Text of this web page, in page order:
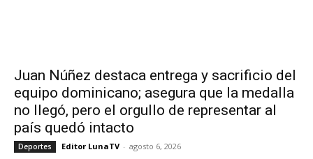
Juan Núñez destaca entrega y sacrificio del
equipo dominicano; asegura que la medalla
no llegó, pero el orgullo de representar al
país quedó intacto
Deportes Editor LunaTV - agosto 6, 2026